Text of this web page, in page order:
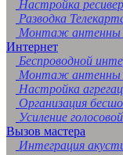
Настройка
Разводка
Монтаж антенны
Интернет
Беспроводной
Монтаж антенны
Настройка
Организация
Усиление
Вызов мастера
Интеграция